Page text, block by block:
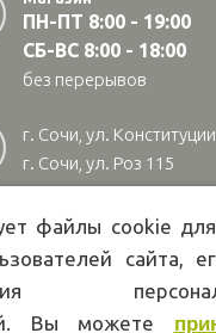
ПН-ПТ 8:00 - 19:00
СБ-ВС 8:00 - 18:00
без перерывов
г. Сочи, ул.
г. Сочи, ул. Роз 115
г. Адлер, ул
28/10
222 02 01
файлы cookie
сайта,
Вы можете